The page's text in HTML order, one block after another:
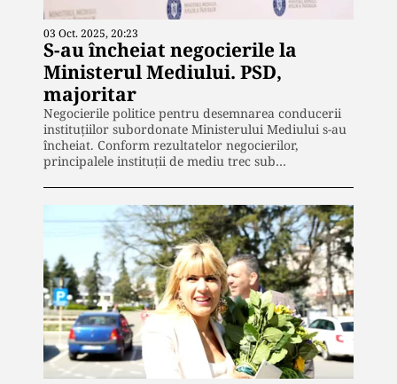
03 Oct. 2025, 20:23
S-au încheiat negocierile la
Ministerul Mediului. PSD,
majoritar
Negocierile politice pentru desemnarea conducerii
instituțiilor subordonate Ministerului Mediului s-au
încheiat. Conform rezultatelor negocierilor,
principalele instituții de mediu trec sub…